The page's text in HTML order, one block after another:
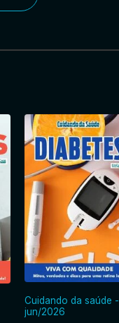
Cuidando da saúde -
jun/2026